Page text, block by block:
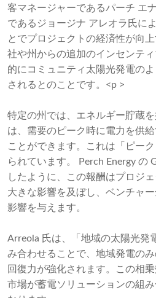
客マネージャーであるパー​​チ エ
であるジョージナ アレオラ氏に
とでプロジェクトの経済性が向
社や州からの追加のインセンテ
的にコミュニティ太陽光発電の
されるとのことです。<p >
特定の州では、エネルギー貯蔵
は、需要のピーク時に電力を供
ことができます。これは「ピー
られています。 Perch Energy の
したように、この報酬はプロジ
大きな影響を及ぼし、ベンチャ
影響を与えます。
Arreola 氏は、「地域の太陽光発
み合わせることで、地域発電の
回復力が強化されます。この相
市場が蓄電ソリューションの組